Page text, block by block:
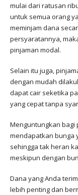
mulai dari ratusan
untuk semua orang
meminjam dana
persyaratannya,
pinjaman modal.
Selain itu juga,
dengan mudah
dapat cair seketika
yang cepat tanpa
Menguntungkan bagi
mendapatkan bunga
sehingga tak heran
meskipun dengan
Dana yang Anda
lebih penting dan